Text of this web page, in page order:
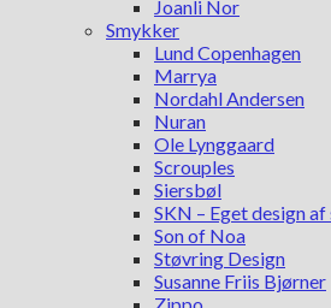
Joanli Nor
Smykker
Lund Copenhagen
Marrya
Nordahl Andersen
Nuran
Ole Lynggaard
Scrouples
Siersbøl
SKN – Eget design
Son of Noa
Støvring Design
Susanne Friis Bjørner